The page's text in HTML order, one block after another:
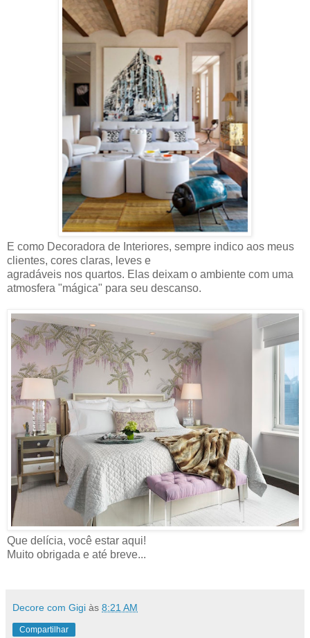
E como Decoradora de Interiores, sempre indico aos meus
clientes, cores claras, leves e
agradáveis nos quartos. Elas deixam o ambiente com uma
atmosfera "mágica" para seu descanso.
Que delícia, você estar aqui!
Muito obrigada e até breve...
Decore com Gigi às 8:21 AM
Compartilhar